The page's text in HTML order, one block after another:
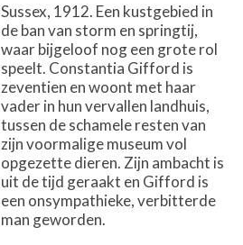
Sussex, 1912. Een kustgebied in
de ban van storm en springtij,
waar bijgeloof nog een grote rol
speelt. Constantia ­Gifford is
zeventien en woont met haar
vader in hun ­vervallen landhuis,
tussen de schamele resten van
zijn voormalige museum vol
opgezette dieren. Zijn ambacht is
uit de tijd geraakt en Gifford is
een onsympathieke, verbitterde
man geworden.